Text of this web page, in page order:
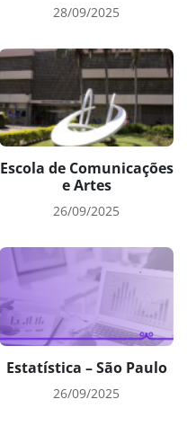
28/09/2025
Escola de Comunicações
e Artes
26/09/2025
Estatística – São Paulo
26/09/2025